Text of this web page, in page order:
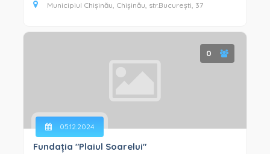
Municipiul Chișinău, Chișinău, str.București, 37
0
05.12.2024
Fundația "Plaiul Soarelui"